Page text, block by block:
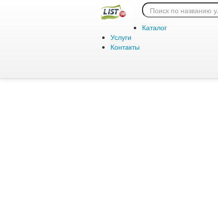
Каталог
Услуги
Контакты
Ошибка